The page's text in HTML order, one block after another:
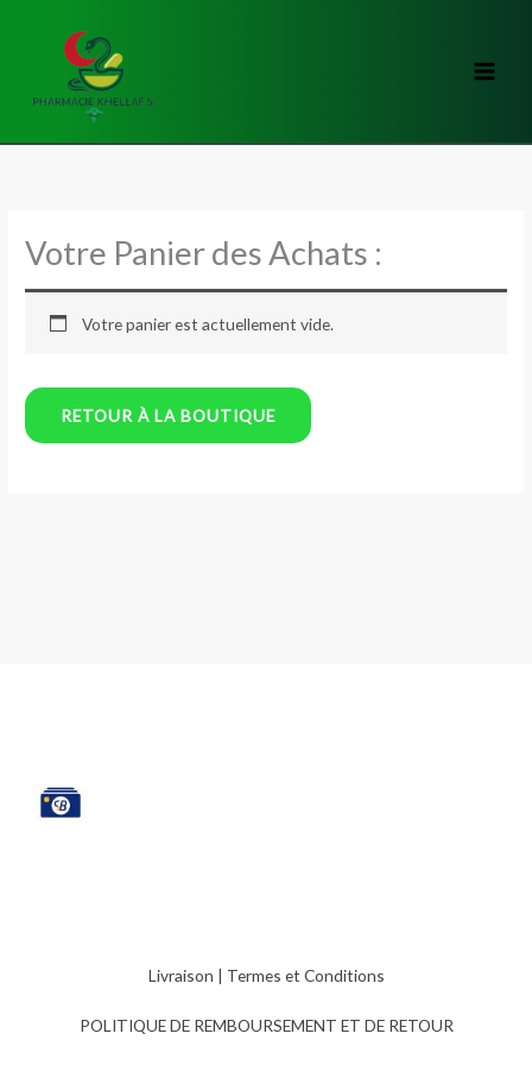
Votre Panier des Achats :
Votre panier est actuellement vide.
RETOUR À LA BOUTIQUE
Livraison | Termes et Conditions
POLITIQUE DE REMBOURSEMENT ET DE RETOUR